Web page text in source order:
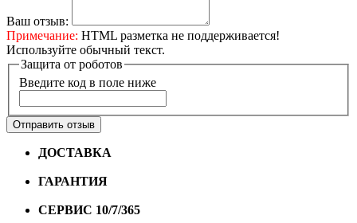
Ваш отзыв:
Примечание: HTML разметка не поддерживается!
Используйте обычный текст.
Защита от роботов
Введите код в поле ниже
Отправить отзыв
ДОСТАВКА
ГАРАНТИЯ
СЕРВИС 10/7/365